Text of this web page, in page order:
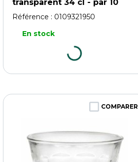
transparent 34 cl - par 10
Référence : 0109321950
En stock
COMPARER